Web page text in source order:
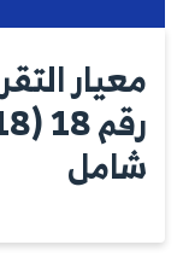
معيار
شامل